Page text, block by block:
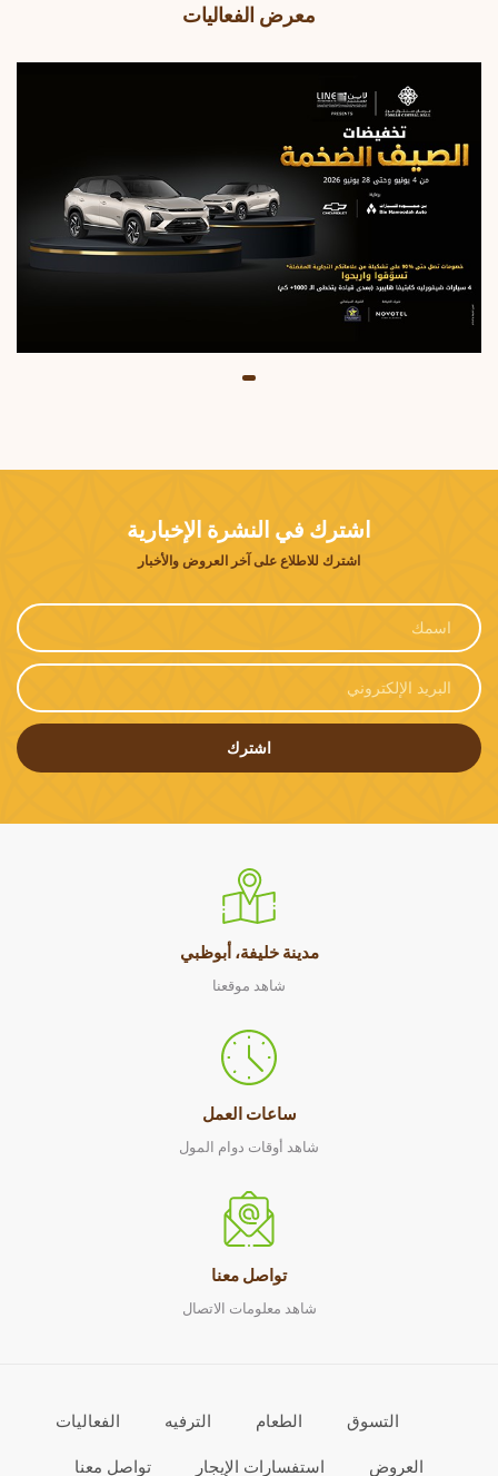
معرض الفعاليات
اشترك في النشرة الإخبارية
اشترك للاطلاع على آخر العروض والأخبار
اشترك
مدينة خليفة، أبوظبي
شاهد موقعنا
ساعات العمل
شاهد أوقات دوام المول
تواصل معنا
شاهد معلومات الاتصال
التسوق الطعام الترفيه
الفعاليات
العروض
استفسارات الإيجار تواصل معنا